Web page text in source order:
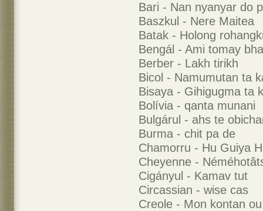
Bari - Nan nyanyar do
Baszkul - Nere Maitea
Batak - Holong
Bengál - Ami tomay
Berber - Lakh tirikh
Bicol - Namumutan ta
Bisaya - Gihigugma ta
Bolívia - qanta munani
Bulgárul - ahs te
Burma - chit pa de
Chamorru - Hu Guiya
Cheyenne -
Cigányul - Kamav tut
Circassian - wise cas
Creole - Mon kontan ou